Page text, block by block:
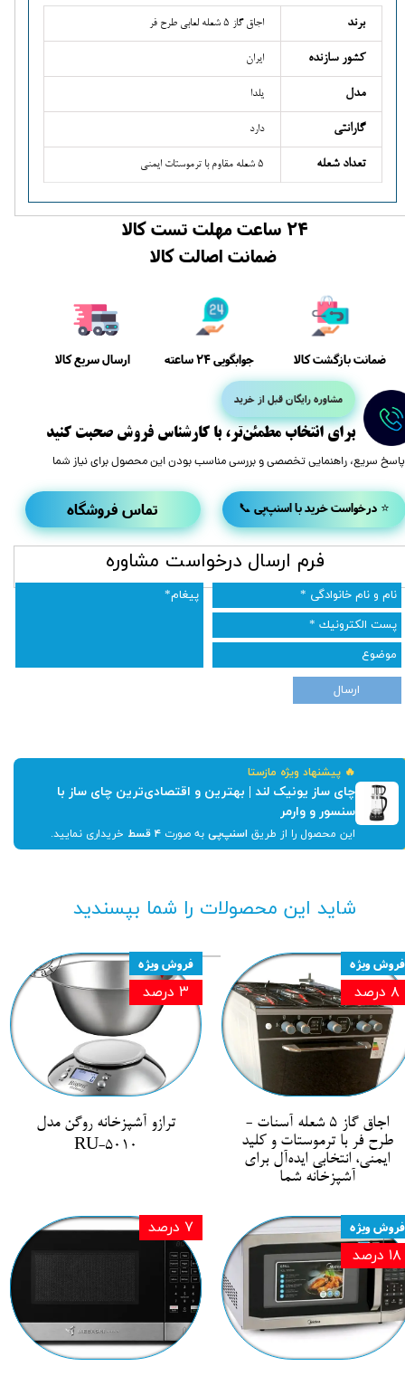
برند اجاق گاز 5 شعله لعابی طرح فر
کشور سازنده ایران
مدل یلدا
گارانتی دارد
تعداد شعله 5 شعله مقاوم با ترموستات ایمنی
24 ساعت مهلت تست کالا
ضمانت اصالت کالا
ارسال سریع کالا ضمانت بازگشت کالا جوابگویی 24 ساعته
مشاوره رایگان قبل از خرید
​برای انتخاب مطمئن‌تر، با کارشناس فروش صحبت کنید
​پاسخ سریع، راهنمایی تخصصی و بررسی مناسب بودن این محصول برای نیاز شما
📞 درخواست خرید با اسنپ‌پی ⭐ تماس فروشگاه
​فرم ارسال درخواست مشاوره
ارسال
🔥 پیشنهاد ویژه مازستا
چای ساز یونیک لند | بهترین و اقتصادی‌ترین چای ساز با
سنسور و وارمر
این محصول را از طریق اسنپ‌پی به صورت ۴ قسط خریداری نمایید.
شاید این محصولات را شما بپسندید
اجاق گاز ۵ شعله آسنات -
طرح فر با ترموستات و کلید
ایمنی، انتخابی ایده‌آل برای
آشپزخانه شما
فروش ویژه
۸ درصد
ترازو آشپزخانه روگن مدل
RU-5010
فروش ویژه
۳ درصد
فروش ویژه
۱۸ درصد
۷ درصد